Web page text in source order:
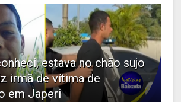
estava no chão sujo
irmã de vítima de
em Japeri